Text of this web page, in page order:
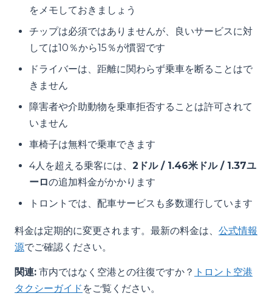
をメモしておきましょう
チップは必須ではありませんが、良いサービスに対
しては10％から15％が慣習です
ドライバーは、距離に関わらず乗車を断ることはで
きません
障害者や介助動物を乗車拒否することは許可されて
いません
車椅子は無料で乗車できます
4人を超える乗客には、 2ドル / 1.46米ドル / 1.37ユ
ーロの追加料金がかかります
トロントでは、配車サービスも多数運行しています
料金は定期的に変更されます。最新の料金は、 公式情報
源でご確認ください。
関連: 市内ではなく空港との往復ですか？ トロント空港
タクシーガイド をご覧ください。